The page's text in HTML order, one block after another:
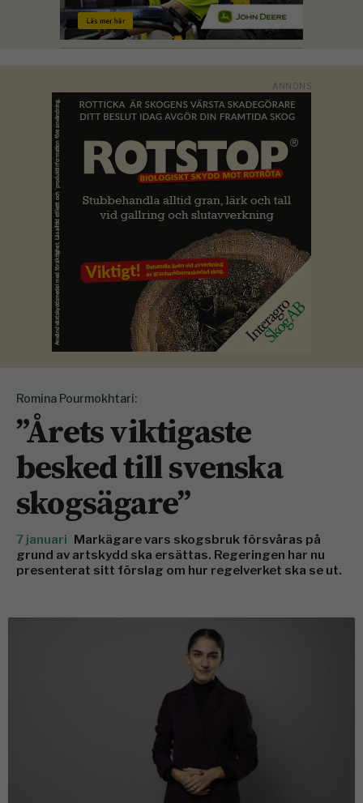
Romina Pourmokhtari:
”Årets viktigaste
besked till svenska
skogsägare”
7 januari Markägare vars skogsbruk försvåras på
grund av artskydd ska ersättas. Regeringen har nu
presenterat sitt förslag om hur regelverket ska se ut.